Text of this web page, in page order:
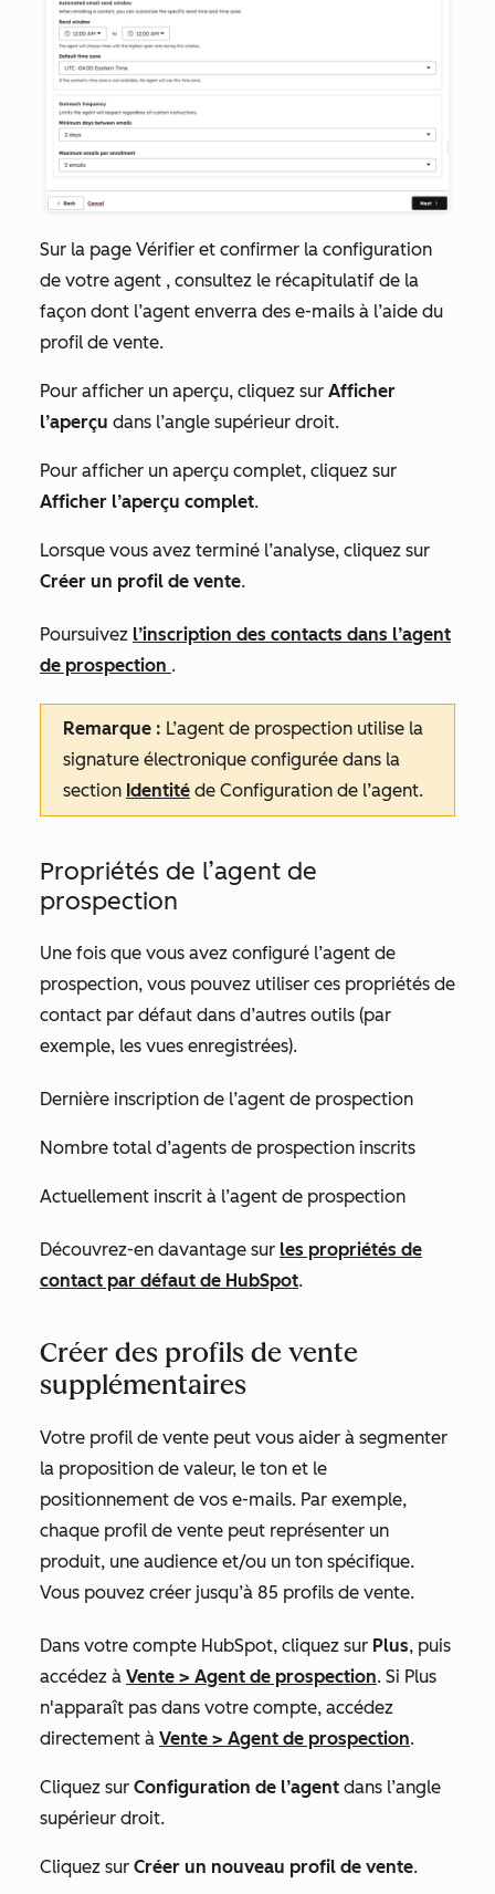
Sur la page Vérifier et confirmer la configuration
de votre agent , consultez le récapitulatif de la
façon dont l’agent enverra des e-mails à l’aide du
profil de vente.
Pour afficher un aperçu, cliquez sur Afficher
l’aperçu dans l’angle supérieur droit.
Pour afficher un aperçu complet, cliquez sur
Afficher l’aperçu complet.
Lorsque vous avez terminé l’analyse, cliquez sur
Créer un profil de vente.
Poursuivez l’inscription des contacts dans l’agent
de prospection .
Remarque : L’agent de prospection utilise la
signature électronique configurée dans la
section Identité de Configuration de l’agent.
Propriétés de l’agent de
prospection
Une fois que vous avez configuré l’agent de
prospection, vous pouvez utiliser ces propriétés de
contact par défaut dans d’autres outils (par
exemple, les vues enregistrées).
Dernière inscription de l’agent de prospection
Nombre total d’agents de prospection inscrits
Actuellement inscrit à l’agent de prospection
Découvrez-en davantage sur les propriétés de
contact par défaut de HubSpot.
Créer des profils de vente
supplémentaires
Votre profil de vente peut vous aider à segmenter
la proposition de valeur, le ton et le
positionnement de vos e-mails. Par exemple,
chaque profil de vente peut représenter un
produit, une audience et/ou un ton spécifique.
Vous pouvez créer jusqu’à 85 profils de vente.
Dans votre compte HubSpot, cliquez sur Plus, puis
accédez à Vente > Agent de prospection. Si Plus
n'apparaît pas dans votre compte, accédez
directement à Vente > Agent de prospection.
Cliquez sur Configuration de l’agent dans l’angle
supérieur droit.
Cliquez sur Créer un nouveau profil de vente.